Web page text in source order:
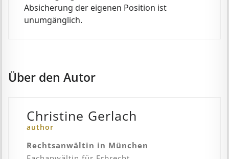
Absicherung der eigenen Position ist
unumgänglich.
Über den Autor
Christine Gerlach
author
Rechtsanwältin in München